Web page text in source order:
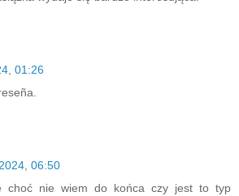
01:26
06:50
choć nie wiem do końca czy jest to typ